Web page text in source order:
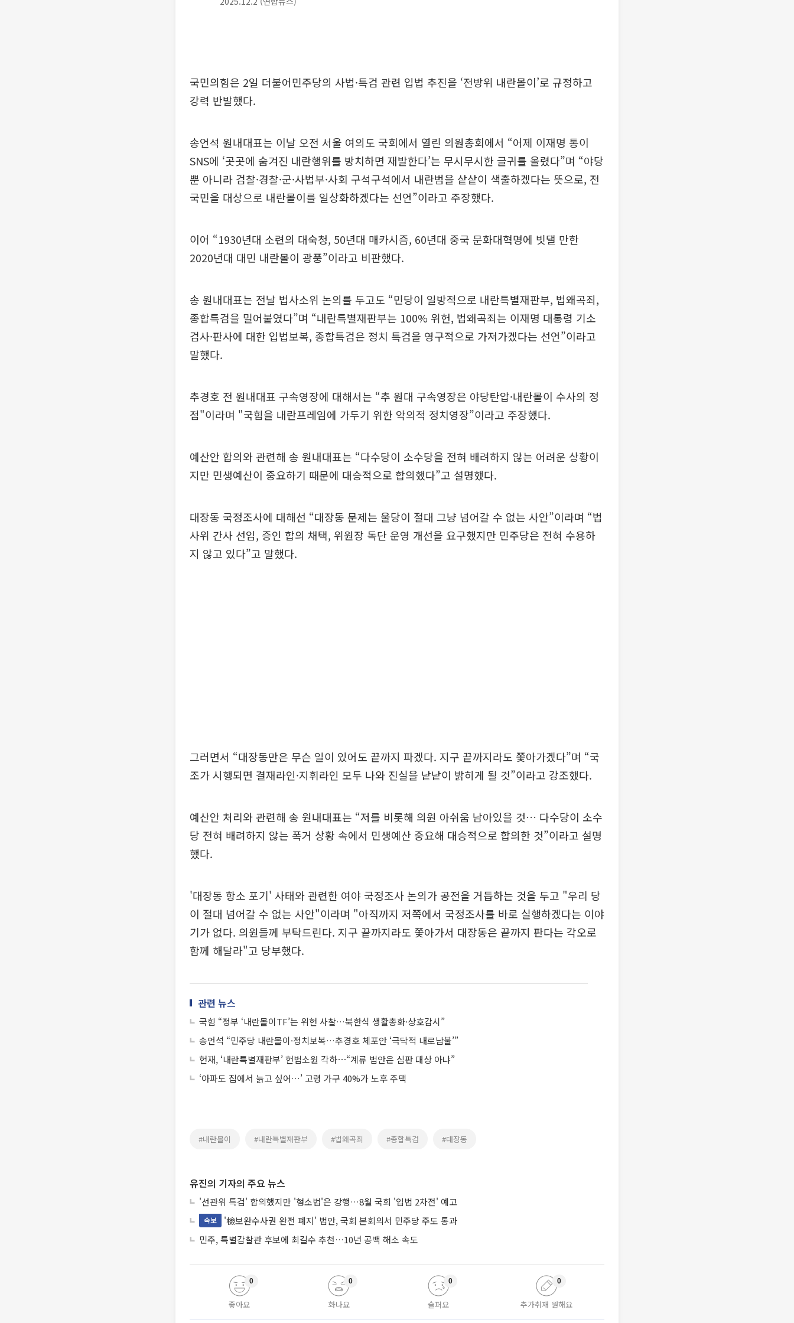
국민의힘은 2일 더불어민주당의 사법·특검 관련 입법 추진을 ‘전방위 내란몰이’로 규정하고
강력 반발했다.
송언석 원내대표는 이날 오전 서울 여의도 국회에서 열린 의원총회에서 “어제 이재명 통이
SNS에 ‘곳곳에 숨겨진 내란행위를 방치하면 재발한다’는 무시무시한 글귀를 올렸다”며 “야당
뿐 아니라 검찰·경찰·군·사법부·사회 구석구석에서 내란범을 샅샅이 색출하겠다는 뜻으로, 전
국민을 대상으로 내란몰이를 일상화하겠다는 선언”이라고 주장했다.
이어 “1930년대 소련의 대숙청, 50년대 매카시즘, 60년대 중국 문화대혁명에 빗댈 만한
2020년대 대민 내란몰이 광풍”이라고 비판했다.
송 원내대표는 전날 법사소위 논의를 두고도 “민당이 일방적으로 내란특별재판부, 법왜곡죄,
종합특검을 밀어붙였다”며 “내란특별재판부는 100% 위헌, 법왜곡죄는 이재명 대통령 기소
검사·판사에 대한 입법보복, 종합특검은 정치 특검을 영구적으로 가져가겠다는 선언”이라고
말했다.
추경호 전 원내대표 구속영장에 대해서는 “추 원대 구속영장은 야당탄압·내란몰이 수사의 정
점"이라며 "국힘을 내란프레임에 가두기 위한 악의적 정치영장”이라고 주장했다.
예산안 합의와 관련해 송 원내대표는 “다수당이 소수당을 전혀 배려하지 않는 어려운 상황이
지만 민생예산이 중요하기 때문에 대승적으로 합의했다”고 설명했다.
대장동 국정조사에 대해선 “대장동 문제는 울당이 절대 그냥 넘어갈 수 없는 사안”이라며 “법
사위 간사 선임, 증인 합의 채택, 위원장 독단 운영 개선을 요구했지만 민주당은 전혀 수용하
지 않고 있다”고 말했다.
그러면서 “대장동만은 무슨 일이 있어도 끝까지 파겠다. 지구 끝까지라도 쫓아가겠다”며 “국
조가 시행되면 결재라인·지휘라인 모두 나와 진실을 낱낱이 밝히게 될 것”이라고 강조했다.
예산안 처리와 관련해 송 원내대표는 “저를 비롯해 의원 아쉬움 남아있을 것… 다수당이 소수
당 전혀 배려하지 않는 폭거 상황 속에서 민생예산 중요해 대승적으로 합의한 것”이라고 설명
했다.
'대장동 항소 포기' 사태와 관련한 여야 국정조사 논의가 공전을 거듭하는 것을 두고 "우리 당
이 절대 넘어갈 수 없는 사안"이라며 "아직까지 저쪽에서 국정조사를 바로 실행하겠다는 이야
기가 없다. 의원들께 부탁드린다. 지구 끝까지라도 쫓아가서 대장동은 끝까지 판다는 각오로
함께 해달라"고 당부했다.
관련 뉴스
국힘 “정부 ‘내란몰이TF’는 위헌 사찰…북한식 생활총화·상호감시”
송언석 “민주당 내란몰이·정치보복…추경호 체포안 ‘극닥적 내로남불’”
헌재, ‘내란특별재판부’ 헌법소원 각하⋯“계류 법안은 심판 대상 아냐”
‘아파도 집에서 늙고 싶어…’ 고령 가구 40%가 노후 주택
#내란몰이 #내란특별재판부 #법왜곡죄 #종합특검 #대장동
유진의 기자의 주요 뉴스
'선관위 특검' 합의했지만 '형소법'은 강행…8월 국회 '입법 2차전' 예고
속보
'檢보완수사권 완전 폐지' 법안, 국회 본회의서 민주당 주도 통과
민주, 특별감찰관 후보에 최길수 추천…10년 공백 해소 속도
좋아요
0
화나요
0
슬퍼요
0
추가취재 원해요
0